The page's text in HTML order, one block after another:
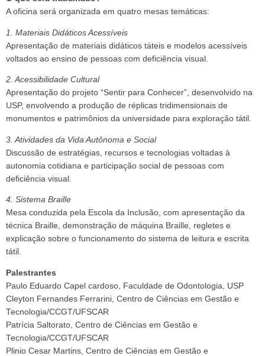
A oficina será organizada em quatro mesas temáticas:
1. Materiais Didáticos Acessíveis
Apresentação de materiais didáticos táteis e modelos acessíveis
voltados ao ensino de pessoas com deficiência visual.
2. Acessibilidade Cultural
Apresentação do projeto “Sentir para Conhecer”, desenvolvido na
USP, envolvendo a produção de réplicas tridimensionais de
monumentos e patrimônios da universidade para exploração tátil.
3. Atividades da Vida Autônoma e Social
Discussão de estratégias, recursos e tecnologias voltadas à
autonomia cotidiana e participação social de pessoas com
deficiência visual.
4. Sistema Braille
Mesa conduzida pela Escola da Inclusão, com apresentação da
técnica Braille, demonstração de máquina Braille, regletes e
explicação sobre o funcionamento do sistema de leitura e escrita
tátil.
Palestrantes
Paulo Eduardo Capel cardoso, Faculdade de Odontologia, USP
Cleyton Fernandes Ferrarini, Centro de Ciências em Gestão e
Tecnologia/CCGT/UFSCAR
Patrícia Saltorato, Centro de Ciências em Gestão e
Tecnologia/CCGT/UFSCAR
Plinio Cesar Martins, Centro de Ciências em Gestão e